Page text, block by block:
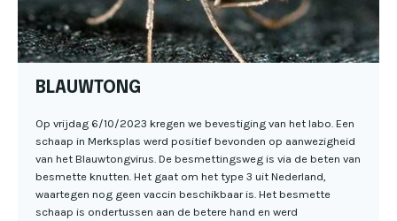
BLAUWTONG
Op vrijdag 6/10/2023 kregen we bevestiging van het labo. Een
schaap in Merksplas werd positief bevonden op aanwezigheid
van het Blauwtongvirus. De besmettingsweg is via de beten van
besmette knutten. Het gaat om het type 3 uit Nederland,
waartegen nog geen vaccin beschikbaar is. Het besmette
schaap is ondertussen aan de betere hand en werd